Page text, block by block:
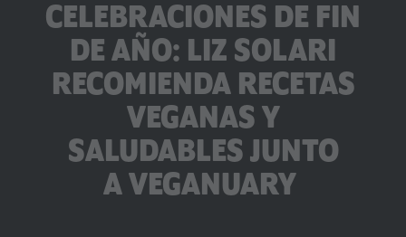
CELEBRACIONES DE FIN
DE AÑO: LIZ SOLARI
RECOMIENDA RECETAS
VEGANAS Y
SALUDABLES JUNTO
A VEGANUARY